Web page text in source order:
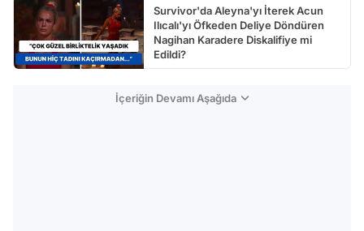
Survivor'da Aleyna'yı İterek Acun
Ilıcalı'yı Öfkeden Deliye Döndüren
Nagihan Karadere Diskalifiye mi
Edildi?
İçeriğin Devamı Aşağıda